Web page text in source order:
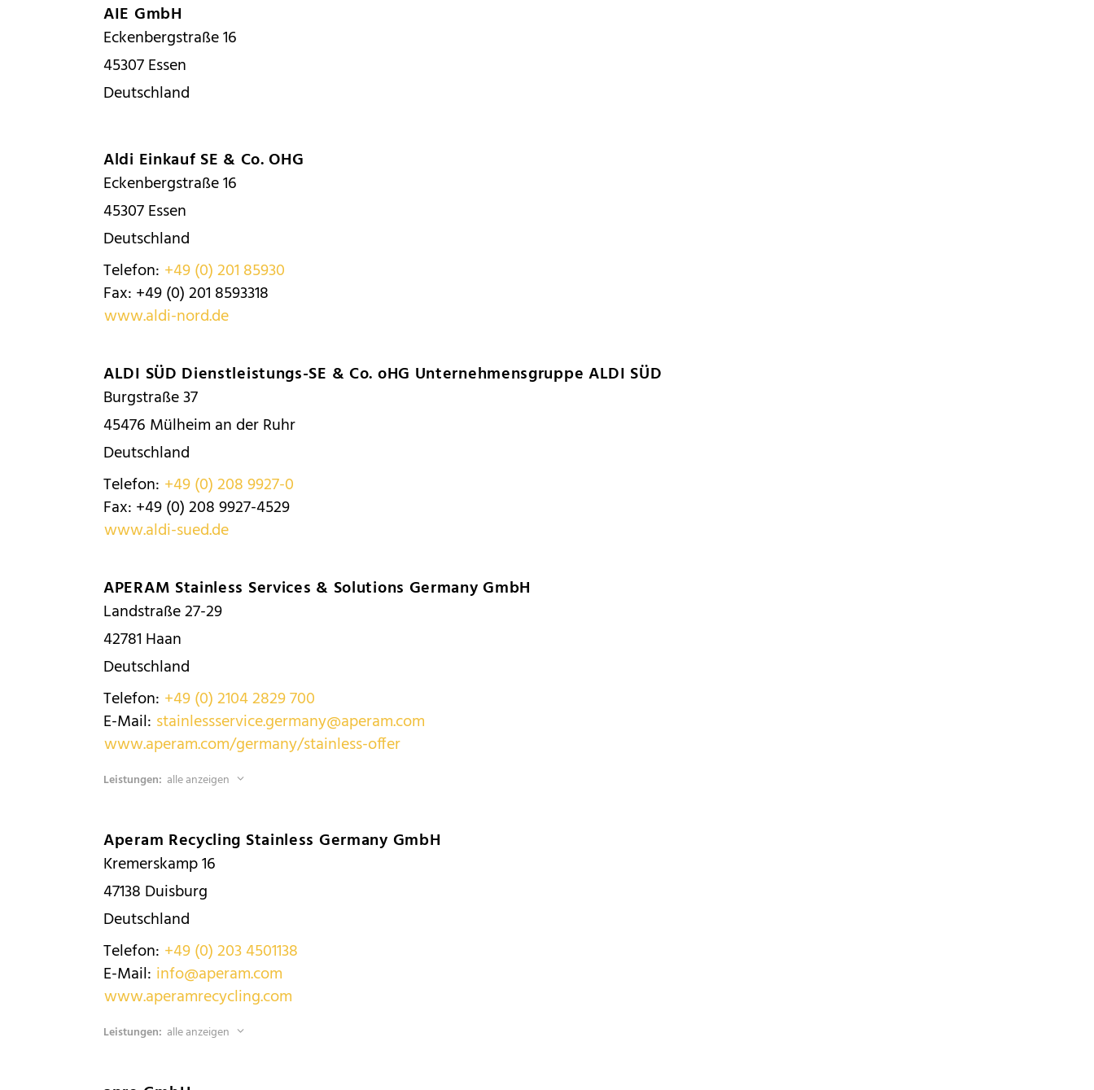
AIE GmbH
Eckenbergstraße 16
45307Essen
Deutschland
Aldi Einkauf SE & Co. OHG
Eckenbergstraße 16
45307Essen
Deutschland
Telefon: +49 (0) 201 85930
Fax: +49 (0) 201 8593318
www.aldi-nord.de
ALDI SÜD Dienstleistungs-SE & Co. oHG Unternehmensgruppe ALDI SÜD
Burgstraße 37
45476 Mülheim an der Ruhr
Deutschland
Telefon: +49 (0) 208 9927-0
Fax: +49 (0) 208 9927-4529
www.aldi-sued.de
APERAM Stainless Services & Solutions Germany GmbH
Landstraße 27-29
42781 Haan
Deutschland
Telefon: +49 (0) 2104 2829 700
E-Mail: stainlessservice.germany@aperam.com
www.aperam.com/germany/stainless-offer
Leistungen: alle anzeigen
Aperam Recycling Stainless Germany GmbH
Kremerskamp 16
47138 Duisburg
Deutschland
Telefon: +49 (0) 203 4501138
E-Mail: info@aperam.com
www.aperamrecycling.com
Leistungen: alle anzeigen